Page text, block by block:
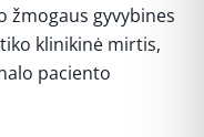
žmogaus gyvybines
klinikinė mirtis,
paciento